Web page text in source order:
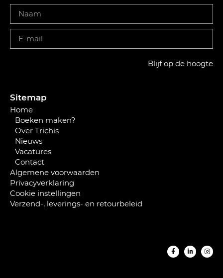
Blijf op de hoogte
Sitemap
Home
Boeken maken?
Over Trichis
Nieuws
Vacatures
Contact
Algemene voorwaarden
Privacyverklaring
Cookie instellingen
Verzend-, leverings- en retourbeleid